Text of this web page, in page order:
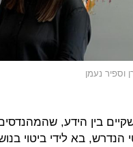
וספיר נעמן
בין הידע,
הנדרש, בא לידי ביטוי